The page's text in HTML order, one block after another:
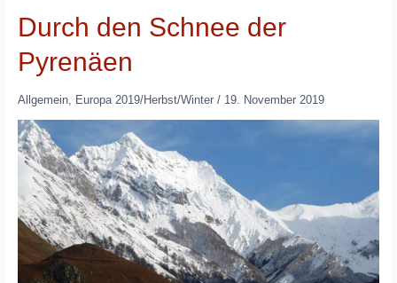
Durch den Schnee der
Pyrenäen
Allgemein, Europa 2019/Herbst/Winter/ 19. November 2019